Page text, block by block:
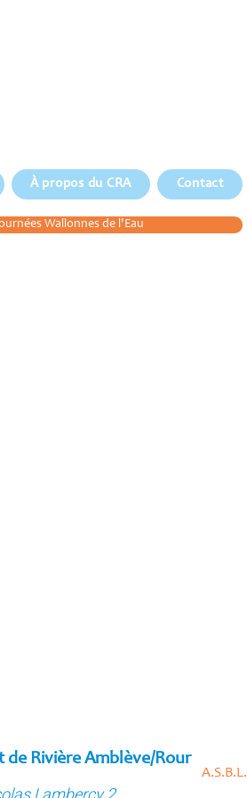
À propos du CRA Contact
Wallonnes de l'Eau
de Rivière Amblève/Rour
A.S.B.L.